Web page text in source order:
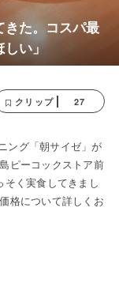
きた。コスパ最
しい」
クリップ 27
ング「朝サイゼ」が
ピーコックストア前
く実食してきまし
格について詳しくお